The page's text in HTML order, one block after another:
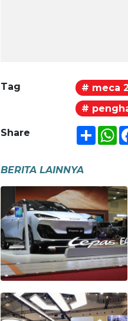
Tag # meca
#
Share Share
BERITA LAINNYA